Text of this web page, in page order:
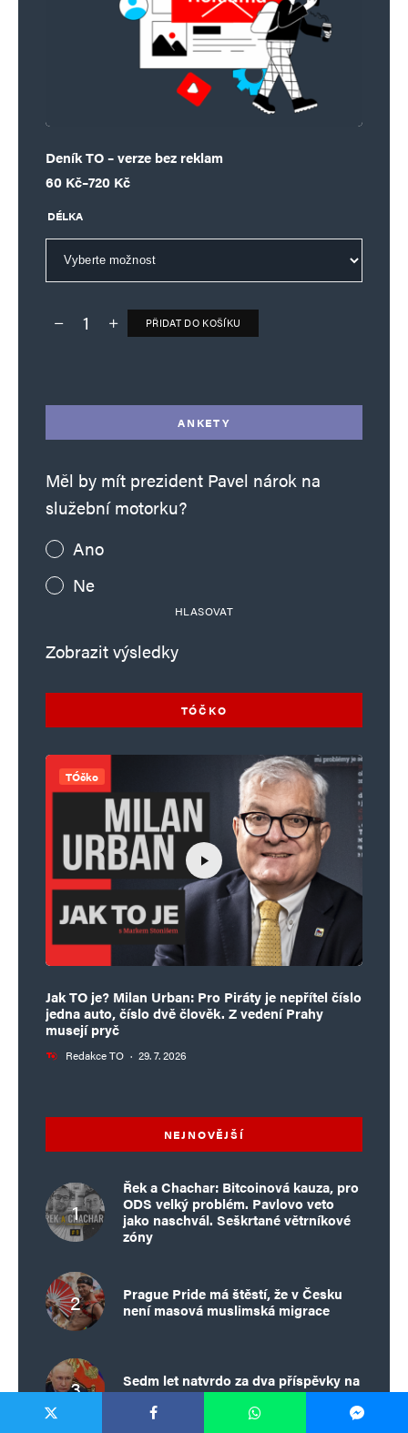
Deník TO – verze bez reklam
60 Kč–720 Kč
Rozpětí cen: 60 Kč až 720 Kč
DÉLKA
Deník TO – verze bez reklam množství
PŘIDAT DO KOŠÍKU
ANKETY
Měl by mít prezident Pavel nárok na
služební motorku?
Ano
Ne
HLASOVAT
Zobrazit výsledky
TÓČKO
TÓčko
Jak TO je? Milan Urban: Pro Piráty je nepřítel číslo
jedna auto, číslo dvě člověk. Z vedení Prahy
musejí pryč
Redakce TO · 29. 7. 2026
NEJNOVĚJŠÍ
Řek a Chachar: Bitcoinová kauza, pro
ODS velký problém. Pavlovo veto
jako naschvál. Seškrtané větrníkové
zóny
Prague Pride má štěstí, že v Česku
není masová muslimská migrace
Sedm let natvrdo za dva příspěvky na
sítích. Autor je opoziční politik